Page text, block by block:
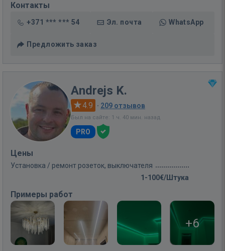
Контакты
+371 *** *** 54 Эл. почта WhatsApp
Предложить заказ
Andrejs K.
4.9 · 209 отзывов
Был на сайте: 1 ч. 40 мин. назад
PRO
Цены
Установка / ремонт розеток, выключателя
1-100€/Штука
Примеры работ
+6